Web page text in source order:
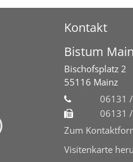
Kontakt
Bistum
Bischofsplatz 2
55116 Mainz
06131
06131
Zum
Visitenkarte